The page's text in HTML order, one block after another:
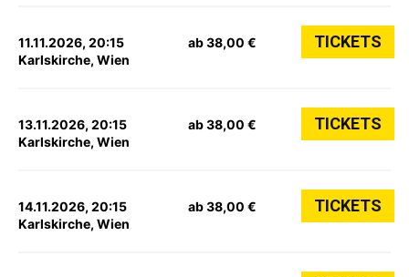
11.11.2026, 20:15
Karlskirche, Wien
ab 38,00 € TICKETS
13.11.2026, 20:15
Karlskirche, Wien
ab 38,00 € TICKETS
14.11.2026, 20:15
Karlskirche, Wien
ab 38,00 € TICKETS